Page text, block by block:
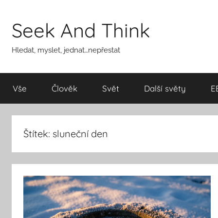
obsahu
Seek And Think
Hledat, myslet, jednat…nepřestat
Vše Člověk Svět Další světy
Štítek: sluneční den